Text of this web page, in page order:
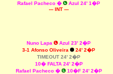
Rafael Pacheco �
Azul 24' 1�P
--- INT ---
Nuno Lapa
Azul 23' 2�P
3-1 Afonso Oliveira
24' 2�P
TIMEOUT 24' 2�P
10� FALTA 24' 2�P
Rafael Pacheco �
10�F 24' 2�P